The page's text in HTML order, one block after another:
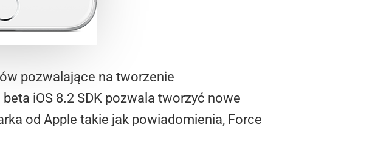
pozwalające na tworzenie
iOS 8.2 SDK pozwala tworzyć nowe
od Apple takie jak powiadomienia, Force